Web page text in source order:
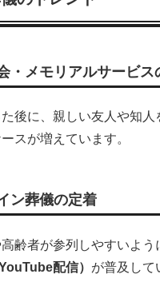
・メモリアルサービス
後に、親しい友人や知人
スが増えています。
ン葬儀の定着
齢者が参列しやすいよう
配信） が普及して